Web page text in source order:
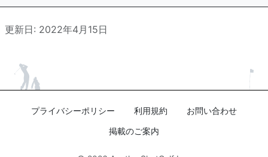
更新日: 2022年4月15日
プライバシーポリシー 利用規約
お問い合わせ
掲載のご案内